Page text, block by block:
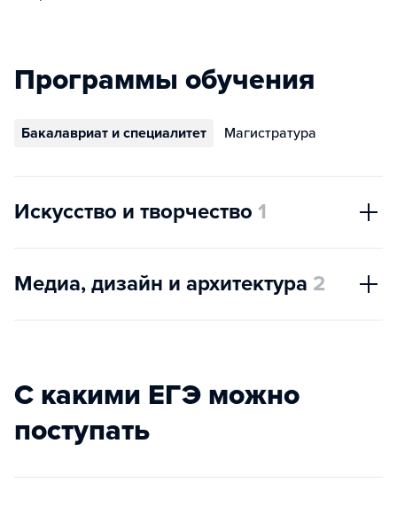
Программы обучения
Бакалавриат и специалитет Магистратура
Искусство и творчество 1
Медиа, дизайн и архитектура 2
С какими ЕГЭ можно
поступать